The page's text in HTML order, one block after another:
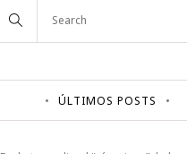
ÚLTIMOS POSTS